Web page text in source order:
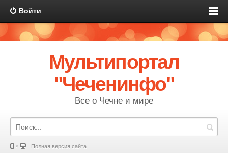
Войти
Мультипортал
"Чеченинфо"
Все о Чечне и мире
Полная версия сайта